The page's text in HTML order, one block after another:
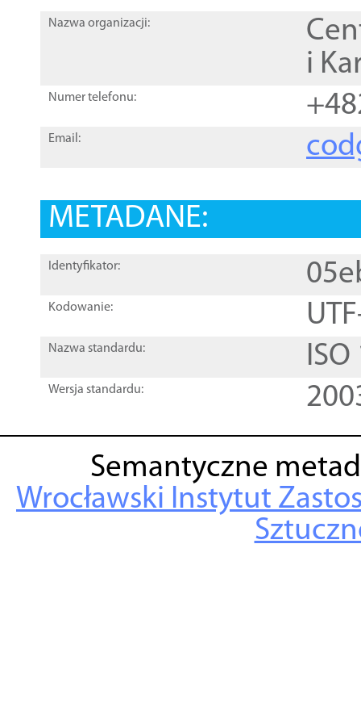
Nazwa organizacji:
i
Numer telefonu:
Email:
METADANE:
Identyfikator:
Kodowanie:
Nazwa standardu:
Wersja standardu:
Semantyczne
Wrocławski Instytut